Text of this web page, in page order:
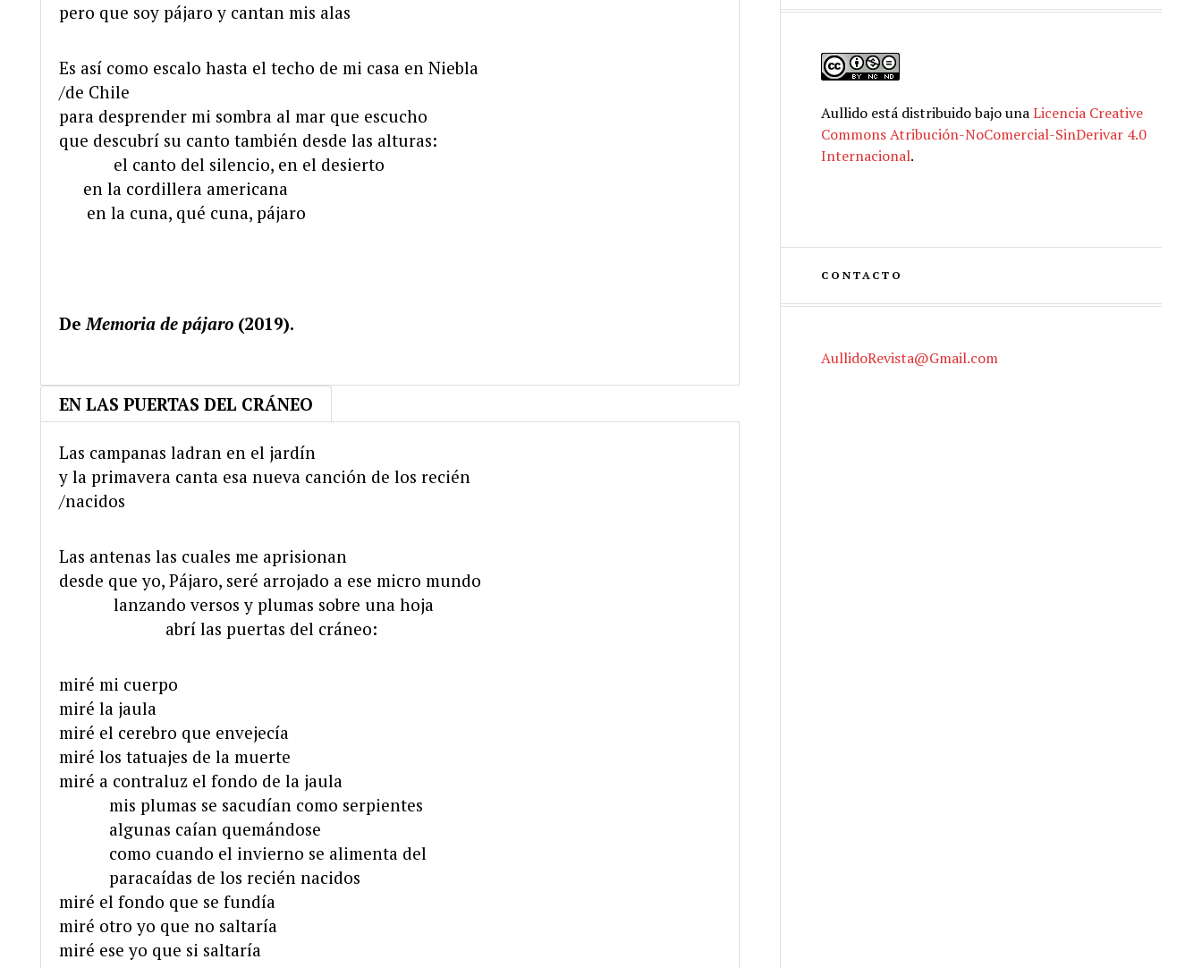
pero que soy pájaro y cantan mis alas
Es así como escalo hasta el techo de mi casa en Niebla
/de Chile
para desprender mi sombra al mar que escucho
que descubrí su canto también desde las alturas:
el canto del silencio, en el desierto
en la cordillera americana
en la cuna, qué cuna, pájaro
De Memoria de pájaro (2019).
EN LAS PUERTAS DEL CRÁNEO
Las campanas ladran en el jardín
y la primavera canta esa nueva canción de los recién
/nacidos
Las antenas las cuales me aprisionan
desde que yo, Pájaro, seré arrojado a ese micro mundo
lanzando versos y plumas sobre una hoja
abrí las puertas del cráneo:
miré mi cuerpo
miré la jaula
miré el cerebro que envejecía
miré los tatuajes de la muerte
miré a contraluz el fondo de la jaula
mis plumas se sacudían como serpientes
algunas caían quemándose
como cuando el invierno se alimenta del
paracaídas de los recién nacidos
miré el fondo que se fundía
miré otro yo que no saltaría
miré ese yo que si saltaría
Aullidoestá distribuido bajo unaLicencia Creative
Commons Atribución-NoComercial-SinDerivar 4.0
Internacional.
CONTACTO
AullidoRevista@Gmail.com